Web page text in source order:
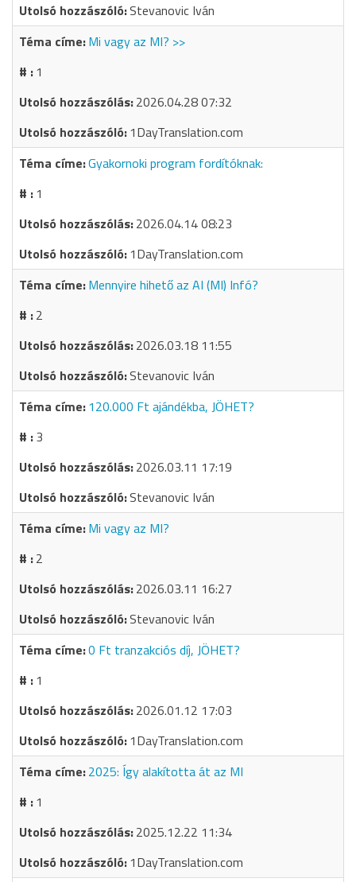
Stevanovic Iván
Mi vagy az MI? >>
1
2026.04.28 07:32
1DayTranslation.com
Gyakornoki program fordítóknak:
1
2026.04.14 08:23
1DayTranslation.com
Mennyire hihető az AI (MI) Infó?
2
2026.03.18 11:55
Stevanovic Iván
120.000 Ft ajándékba, JÖHET?
3
2026.03.11 17:19
Stevanovic Iván
Mi vagy az MI?
2
2026.03.11 16:27
Stevanovic Iván
0 Ft tranzakciós díj, JÖHET?
1
2026.01.12 17:03
1DayTranslation.com
2025: Így alakította át az MI
1
2025.12.22 11:34
1DayTranslation.com